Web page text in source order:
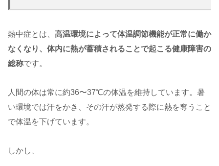
熱中症とは、 高温環境によって体温調節機能が正常に働か
なくなり、体内に熱が蓄積されることで起こる健康障害の
総称です。
人間の体は常に約36〜37℃の体温を維持しています。暑
い環境では汗をかき、その汗が蒸発する際に熱を奪うこと
で体温を下げています。
しかし、